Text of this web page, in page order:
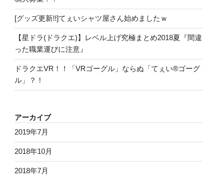
[グッズ更新!!]てぇいシャツ屋さん始めましたｗ
【星ドラ(ドラクエ)】レベル上げ究極まとめ2018夏『間違
った職業運びに注意』
ドラクエVR！！「VRゴーグル」ならぬ「てぇい®ゴーグ
ル」？！
アーカイブ
2019年7月
2018年10月
2018年7月